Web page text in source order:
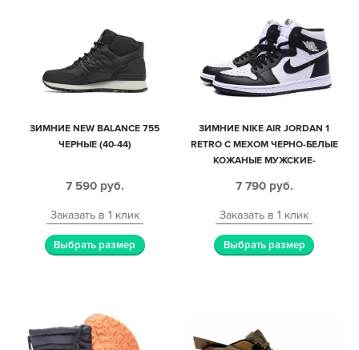
ЗИМНИЕ NEW BALANCE 755
ЧЕРНЫЕ (40-44)
7 590 руб.
Заказать в 1 клик
Выбрать размер
ЗИМНИЕ NIKE AIR JORDAN 1
RETRO С МЕХОМ ЧЕРНО-БЕЛЫЕ
КОЖАНЫЕ МУЖСКИЕ-
7 790 руб.
Заказать в 1 клик
Выбрать размер